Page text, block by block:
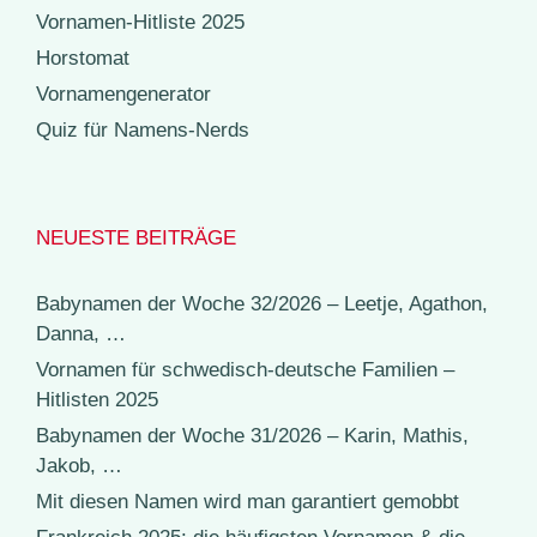
Vornamen-Hitliste 2025
Horstomat
Vornamengenerator
Quiz für Namens-Nerds
NEUESTE BEITRÄGE
Babynamen der Woche 32/2026 – Leetje, Agathon,
Danna, …
Vornamen für schwedisch-deutsche Familien –
Hitlisten 2025
Babynamen der Woche 31/2026 – Karin, Mathis,
Jakob, …
Mit diesen Namen wird man garantiert gemobbt